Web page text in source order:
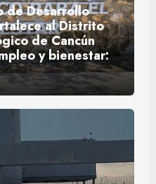
de Desarrollo
al Distrito
de Cancún
y bienestar: